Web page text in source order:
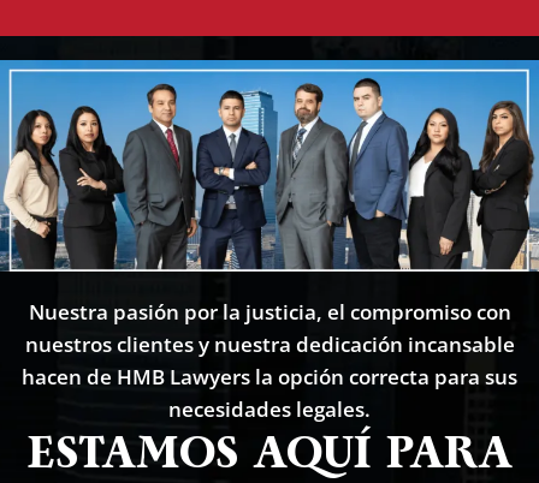
Nuestra pasión por la justicia, el compromiso con
nuestros clientes y nuestra dedicación incansable
hacen de HMB Lawyers la opción correcta para sus
necesidades legales.
ESTAMOS AQUÍ PARA